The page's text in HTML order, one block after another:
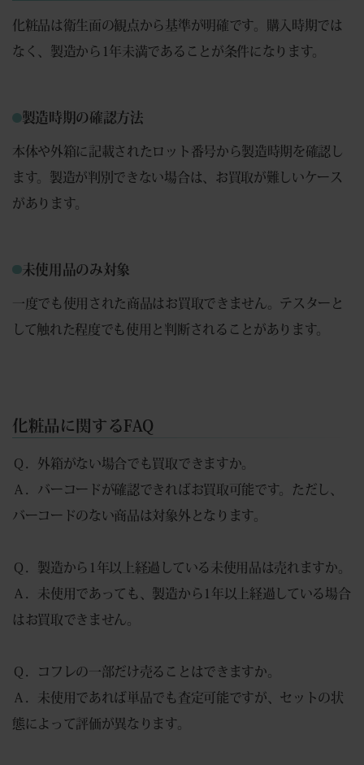
化粧品は衛生面の観点から基準が明確です。購入時期では
なく、製造から1年未満であることが条件になります。
製造時期の確認方法
本体や外箱に記載されたロット番号から製造時期を確認し
ます。製造が判別できない場合は、お買取が難しいケース
があります。
未使用品のみ対象
一度でも使用された商品はお買取できません。テスターと
して触れた程度でも使用と判断されることがあります。
化粧品に関するFAQ
Ｑ．外箱がない場合でも買取できますか。
Ａ．バーコードが確認できればお買取可能です。ただし、
バーコードのない商品は対象外となります。
Ｑ．製造から1年以上経過している未使用品は売れますか。
Ａ．未使用であっても、製造から1年以上経過している場合
はお買取できません。
Ｑ．コフレの一部だけ売ることはできますか。
Ａ．未使用であれば単品でも査定可能ですが、セットの状
態によって評価が異なります。